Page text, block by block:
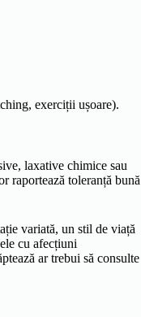
exerciții ușoare).
laxative chimice sau
raportează toleranță bună
variată, un stil de viață
cu afecțiuni
ar trebui să consulte